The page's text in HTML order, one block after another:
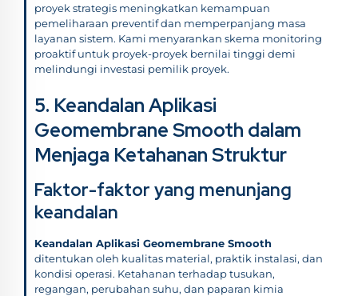
proyek strategis meningkatkan kemampuan
pemeliharaan preventif dan memperpanjang masa
layanan sistem. Kami menyarankan skema monitoring
proaktif untuk proyek-proyek bernilai tinggi demi
melindungi investasi pemilik proyek.
5. Keandalan Aplikasi
Geomembrane Smooth dalam
Menjaga Ketahanan Struktur
Faktor-faktor yang menunjang
keandalan
Keandalan Aplikasi Geomembrane Smooth
ditentukan oleh kualitas material, praktik instalasi, dan
kondisi operasi. Ketahanan terhadap tusukan,
regangan, perubahan suhu, dan paparan kimia